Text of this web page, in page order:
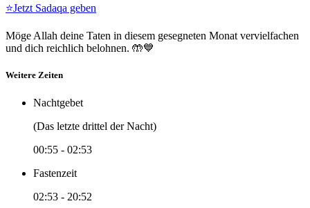
⭐Jetzt Sadaqa geben
Möge Allah deine Taten in diesem gesegneten Monat vervielfachen
und dich reichlich belohnen. 🤲💙
Weitere Zeiten
Nachtgebet
(Das letzte drittel der Nacht)
00:55 - 02:53
Fastenzeit
02:53 - 20:52